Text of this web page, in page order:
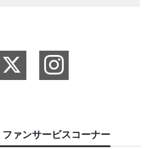
ァンサービスコーナー